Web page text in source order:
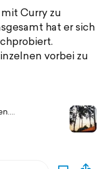
Curry zu
hat er sich
vorbei zu